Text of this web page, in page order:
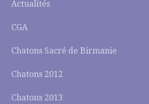
Actualités
CGA
Chatons Sacré de Birmanie
Chatons 2012
Chatons 2013